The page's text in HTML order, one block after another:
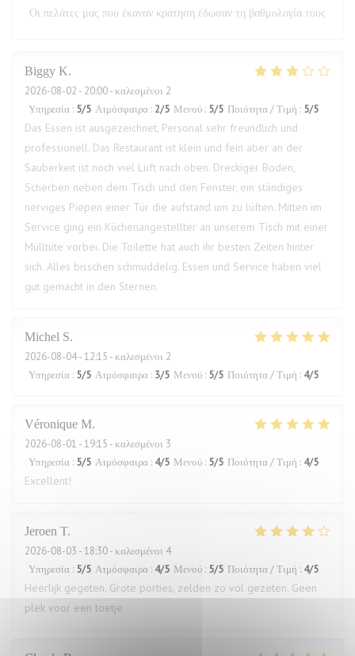
Biggy K
2026-08-02 - 20:00 - καλεσμένοι 2
Υπηρεσία : 5/5 Ατμόσφαιρα : 2/5 Μενού : 5/5 Ποιότητα / Τιμή : 5/5
Das Essen ist ausgezeichnet, Personal sehr freundlich und
professionell. Das Restaurant ist klein und fein aber an der
Sauberkeit ist noch viel Luft nach oben. Dreckiger Boden,
Scherben neben dem Tisch und den Fenster, ein ständiges
nerviges Piepen einer Tür die aufstand um zu lüften. Mitten im
Service ging ein Küchenangestellter an unserem Tisch mit einer
Mülltüte vorbei. Die Toilette hat auch ihr besten Zeiten hinter
sich. Alles bisschen schmuddelig. Essen und Service haben viel
gut gemacht in den Sternen.
Michel S
2026-08-04- 12:15 - καλεσμένοι 2
Υπηρεσία : 5/5 Ατμόσφαιρα : 3/5 Μενού : 5/5 Ποιότητα / Τιμή : 4/5
Véronique M
2026-08-01 - 19:15 - καλεσμένοι 3
Υπηρεσία : 5/5 Ατμόσφαιρα : 4/5 Μενού : 5/5 Ποιότητα / Τιμή : 4/5
Excellent!
Jeroen T
2026-08-03 - 18:30 - καλεσμένοι 4
Υπηρεσία : 5/5 Ατμόσφαιρα : 4/5 Μενού : 5/5 Ποιότητα / Τιμή : 4/5
Heerlijk gegeten. Grote porties, zelden zo vol gezeten. Geen
plek voor een toetje.
Οι πελάτες μας που έκαναν κράτηση έδωσαν τη βαθμολογία τους